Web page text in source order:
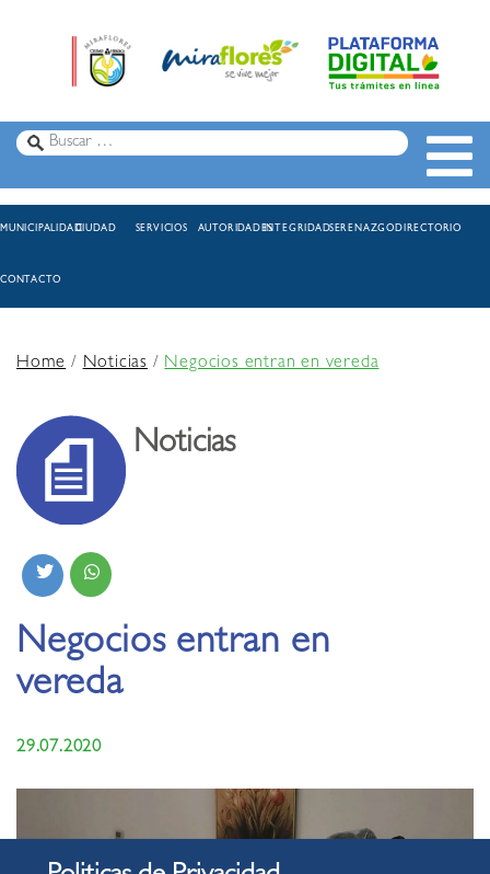
MUNICIPALIDADCIUDAD SERVICIOS AUTORIDADESINTEGRIDADSERENAZGODIRECTORIO
CONTACTO
Home/Noticias /Negocios entran en vereda
Noticias
Negocios entran en
vereda
29.07.2020